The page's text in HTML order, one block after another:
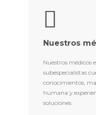
Nuestros
Nuestros médicos
subespecialistas
conocimientos,
humana y
soluciones.